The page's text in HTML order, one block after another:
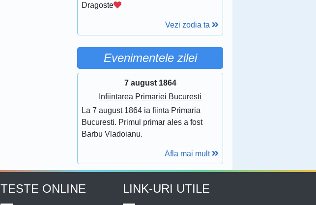
Dragoste
Vezi zodia ta
Evenimentele zilei
7 august 1864
Infiintarea Primariei Bucuresti
La 7 august 1864 ia fiinta Primaria
Bucuresti. Primul primar ales a fost
Barbu Vladoianu.
Afla mai mult
TESTE ONLINE LINK-URI UTILE